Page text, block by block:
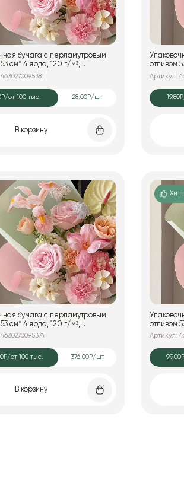
бумага с перламутровым
см* 4 ярда, 120 г/м²,
/от 100 тыс. 28.00₽/шт
В корзину
отливом
Артикул:
19.80₽
бумага с перламутровым
см* 4 ярда, 120 г/м²,
/от 100 тыс. 376.00₽/шт
В корзину
Хит
отливом
Артикул:
99.00₽